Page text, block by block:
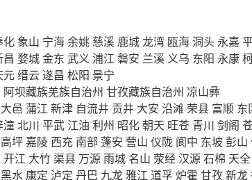
化 象山 宁海余姚 慈溪 鹿城龙湾 瓯海洞头 永嘉
昌 婺城金东 武义 浦江 磐安 兰溪 义乌 东阳 永康
元缙云遂昌 松阳 景宁
阿坝藏族羌族自治州 甘孜藏族自治州 凉山彝
大邑 蒲江 新津 自流井 贡井 大安 沿滩 荣县 富顺 东
潼北川 平武 江油 利州 昭化朝天 旺苍 青川 剑阁
高坪 嘉陵 西充 南部 蓬安 营山 仪陇 阆中 东坡彭山
开江 大竹 渠县 万源雨城 名山 荥经汉源石棉 天全
黑水 康定 泸定 丹巴 九龙雅江 道孚炉霍 甘孜新龙